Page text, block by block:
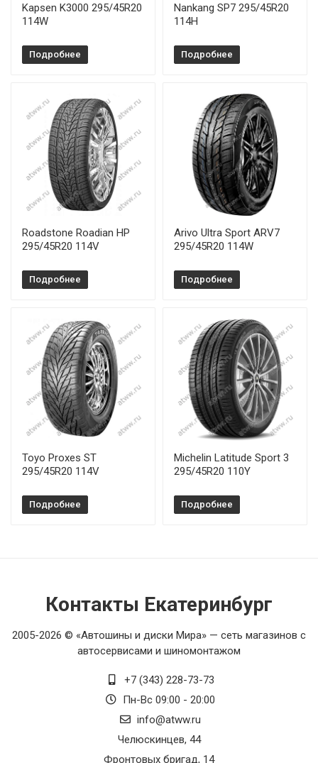
Kapsen K3000 295/45R20
114W
Подробнее
Nankang SP7 295/45R20
114H
Подробнее
Roadstone Roadian HP
295/45R20 114V
Подробнее
Arivo Ultra Sport ARV7
295/45R20 114W
Подробнее
Toyo Proxes ST
295/45R20 114V
Подробнее
Michelin Latitude Sport 3
295/45R20 110Y
Подробнее
Контакты Екатеринбург
2005-2026 © «Автошины и диски Мира» — сеть магазинов с
автосервисами и шиномонтажом
+7 (343) 228-73-73
Пн-Вс 09:00 - 20:00
info@atww.ru
Челюскинцев, 44
Фронтовых бригад, 14